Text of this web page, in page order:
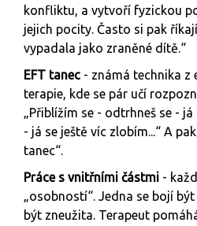
konfliktu, a vytvoří fyzickou
jejich pocity. Často si pak
vypadala jako zraněné dítě.“
EFT tanec - známá technika z
terapie, kde se pár učí
„Přiblížím se - odtrhneš se -
- já se ještě víc zlobím...“ A
tanec“.
Práce s vnitřními částmi -
„osobností“. Jedna se bojí
být zneužita. Terapeut